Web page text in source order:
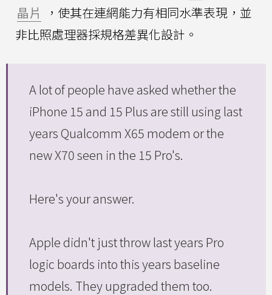
晶片
，使其在連網能力有相同水準表現，並
非比照處理器採規格差異化設計。
A lot of people have asked whether the
iPhone 15 and 15 Plus are still using last
years Qualcomm X65 modem or the
new X70 seen in the 15 Pro's.
Here's your answer.
Apple didn't just throw last years Pro
logic boards into this years baseline
models. They upgraded them too.